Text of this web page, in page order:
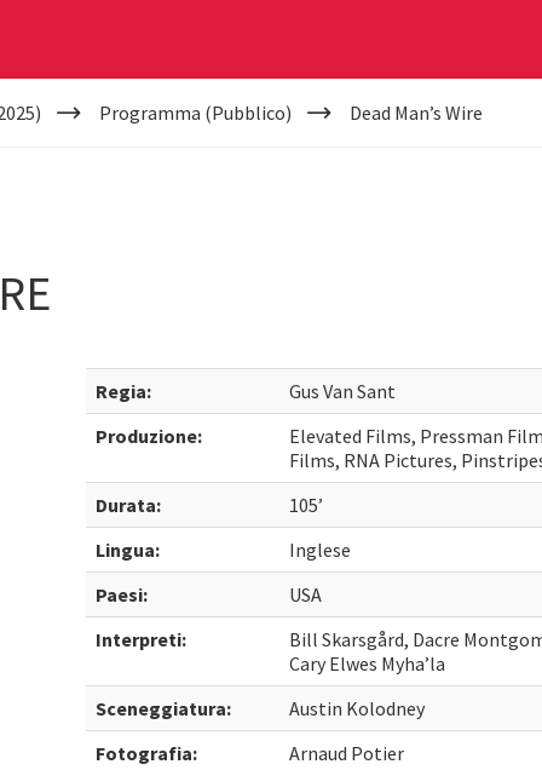
Programma (Pubblico) Dead Man’s Wire
Regia:
Gus Van Sant
Produzione:
Elevated Films, Pressman
Films, RNA Pictures,
Durata:
105’
Lingua:
Inglese
Paesi:
USA
Interpreti:
Bill Skarsgård, Dacre
Cary Elwes Myha’la
Sceneggiatura:
Austin Kolodney
Fotografia:
Arnaud Potier